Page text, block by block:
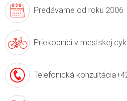
Predávame od roku 2006
Priekopníci v mestskej
Telefonická konzultácia